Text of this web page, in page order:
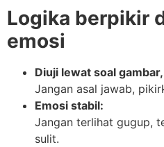
Logika berpikir
emosi
Diuji lewat soal
Jangan asal jawab,
Emosi stabil:
Jangan terlihat gugup,
sulit.